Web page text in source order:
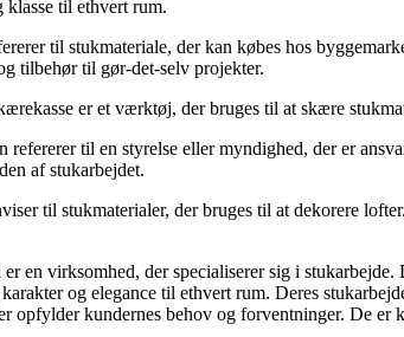
klasse til ethvert rum.
til stukmateriale, der kan købes hos
tilbehør til gør-det-selv projekter.
er et værktøj, der bruges til at skære
refererer til en styrelse eller myndighed, der er
af stukarbejdet.
til stukmaterialer, der bruges til at dekorere
en virksomhed, der specialiserer sig i
og elegance til ethvert rum. Deres
opfylder kundernes behov og forventninger. De